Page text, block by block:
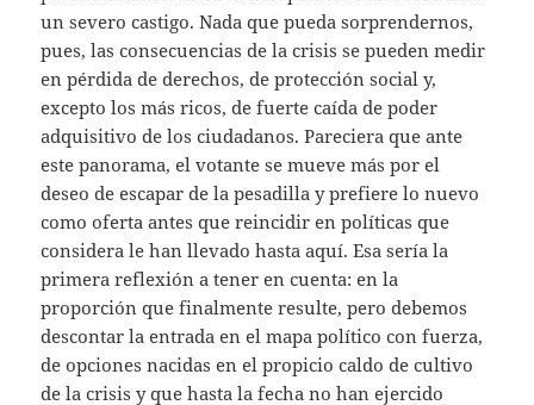
un severo castigo. Nada que pueda sorprendernos,
pues, las consecuencias de la crisis se pueden medir
en pérdida de derechos, de protección social y,
excepto los más ricos, de fuerte caída de poder
adquisitivo de los ciudadanos. Pareciera que ante
este panorama, el votante se mueve más por el
deseo de escapar de la pesadilla y prefiere lo nuevo
como oferta antes que reincidir en políticas que
considera le han llevado hasta aquí. Esa sería la
primera reflexión a tener en cuenta: en la
proporción que finalmente resulte, pero debemos
descontar la entrada en el mapa político con fuerza,
de opciones nacidas en el propicio caldo de cultivo
de la crisis y que hasta la fecha no han ejercido